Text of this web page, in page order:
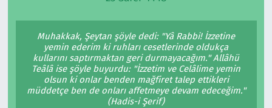
Muhakkak, Şeytan şöyle dedi: "Yâ Rabbi! İzzetine
yemin ederim ki ruhları cesetlerinde oldukça
kullarını saptırmaktan geri durmayacağım." Allâhü
Teâlâ ise şöyle buyurdu: "İzzetim ve Celâlime yemin
olsun ki onlar benden mağfiret talep ettikleri
müddetçe ben de onları affetmeye devam edeceğim."
(Hadis-i Şerif)
Ekonomi
Siyaset
Foto Galeri
Gündem
Kapaklı
Kırklareli